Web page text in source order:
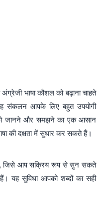
भाषा कौशल को बढ़ाना चाहते
संकलन आपके लिए बहुत उपयोगी
जानने और समझने का एक आसान
की दक्षता में सुधार कर सकते हैं।
जिसे आप सक्रिय रूप से सुन सकते
यह सुविधा आपको शब्दों का सही